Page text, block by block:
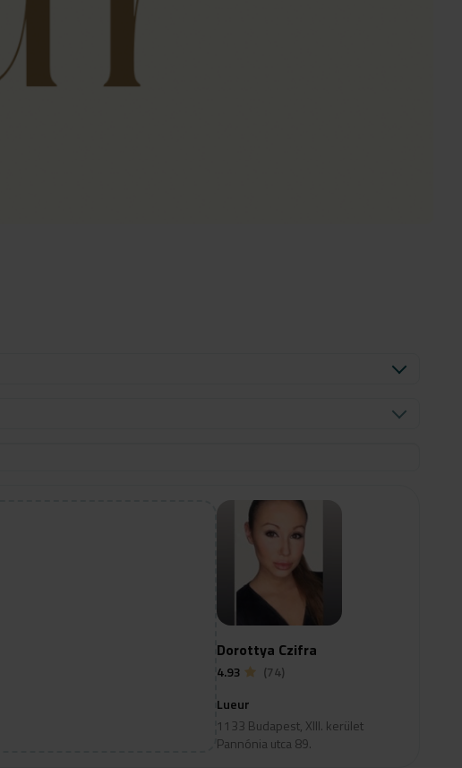
Dorottya Czifra
4.93
(74)
Lueur
1133 Budapest, XIII. kerület
Pannónia utca 89.